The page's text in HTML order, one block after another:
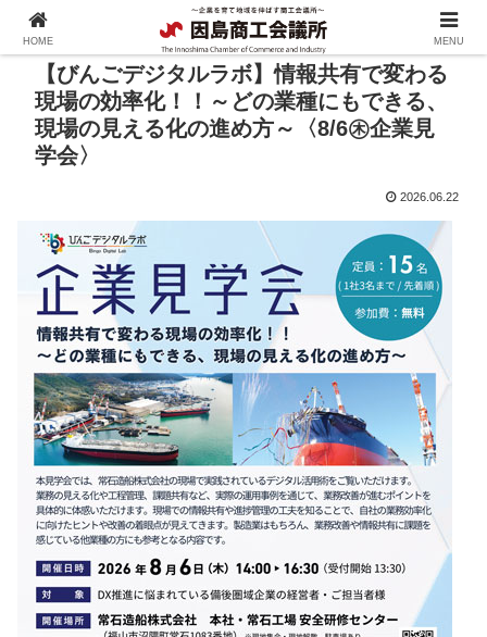
【びんごデジタルラボ】情報共有で変わる
現場の効率化！！～どの業種にもできる、
現場の見える化の進め方～〈8/6㊍企業見
学会〉
2026.06.22
HOME MENU